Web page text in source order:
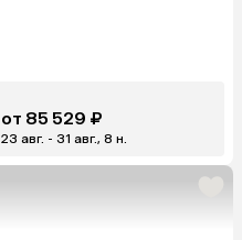
от 85 529 ₽
23 авг. - 31 авг., 8 н.